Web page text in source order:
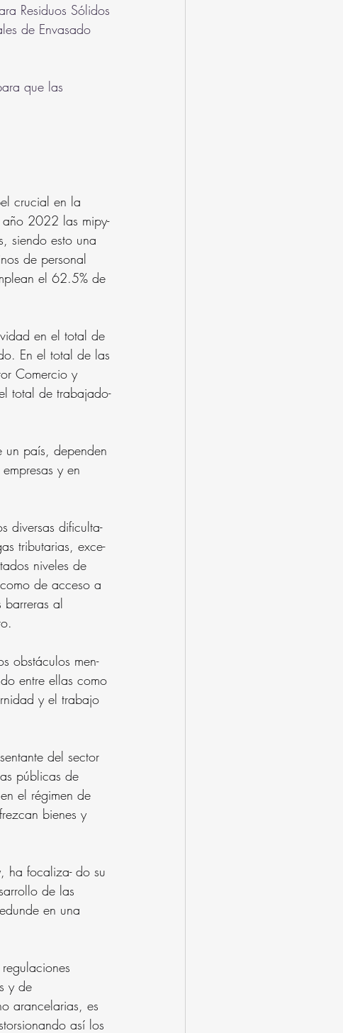
Residuos Sólidos
de Envasado
que las
crucial en la
año 2022 las mipy-
siendo esto una
de personal
el 62.5% de
en el total de
En el total de las
Comercio y
total de trabajado-
un país, dependen
y en
diversas dificulta-
tributarias, exce-
niveles de
de acceso a
barreras al
obstáculos men-
entre ellas como
y el trabajo
del sector
públicas de
el régimen de
bienes y
ha focaliza- do su
de las
en una
y de
arancelarias, es
así los